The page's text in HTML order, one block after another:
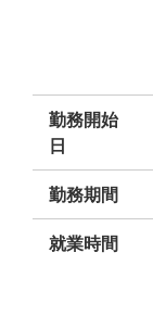
勤務開始
日
勤務期間
就業時間